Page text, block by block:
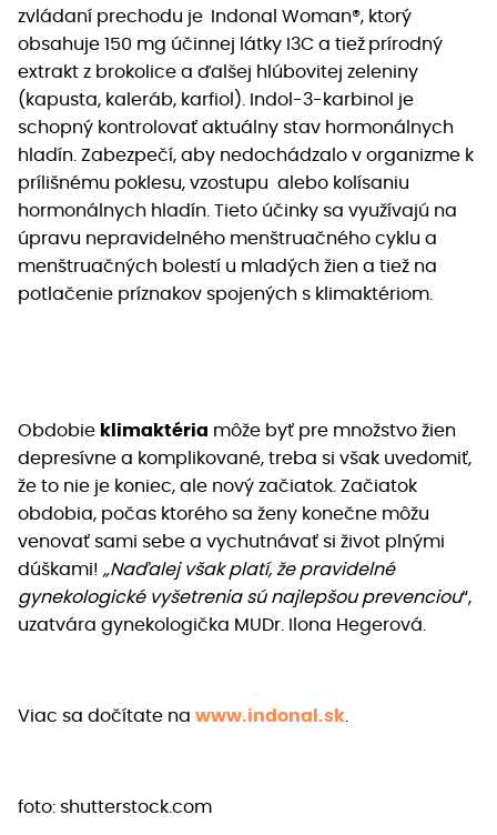
zvládaní prechodu je
Indonal Woman®, ktorý
obsahuje 150 mg účinnej látky I3C a tiež prírodný
extrakt z brokolice a ďalšej hlúbovitej zeleniny
(kapusta, kaleráb, karfiol). Indol-3-karbinol je
schopný kontrolovať aktuálny stav hormonálnych
hladín. Zabezpečí, aby nedochádzalo v organizme k
prílišnému poklesu, vzostupu alebo kolísaniu
hormonálnych hladín. Tieto účinky sa využívajú na
úpravu nepravidelného menštruačného cyklu a
menštruačných bolestí u mladých žien a tiež na
potlačenie príznakov spojených s klimaktériom.
Obdobie klimaktéria môže byť pre množstvo žien
depresívne a komplikované, treba si však uvedomiť,
že to nie je koniec, ale nový začiatok. Začiatok
obdobia, počas ktorého sa ženy konečne môžu
venovať sami sebe a vychutnávať si život plnými
dúškami! „Naďalej však platí, že pravidelné
gynekologické vyšetrenia sú najlepšou prevenciou“,
uzatvára gynekologička MUDr. Ilona Hegerová.
Viac sa dočítate na www.indonal.sk.
foto: shutterstock.com